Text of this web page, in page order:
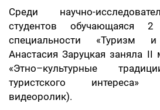
Среди научно-
студентов обучающаяся
специальности «Туризм и
Анастасия Заруцкая заняла
«Этно–культурные
туристского интереса»
видеоролик).